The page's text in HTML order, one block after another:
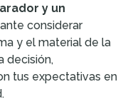
y un
considerar
y el material de la
decisión,
tus expectativas en